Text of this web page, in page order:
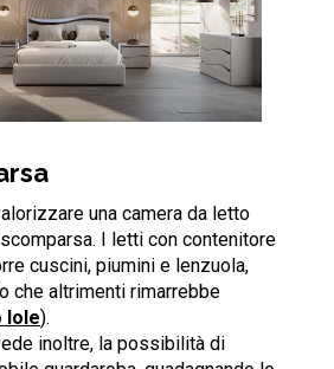
una camera da letto
I letti con contenitore
cuscini, piumini e lenzuola,
che altrimenti rimarrebbe
Iole).
inoltre, la possibilità di